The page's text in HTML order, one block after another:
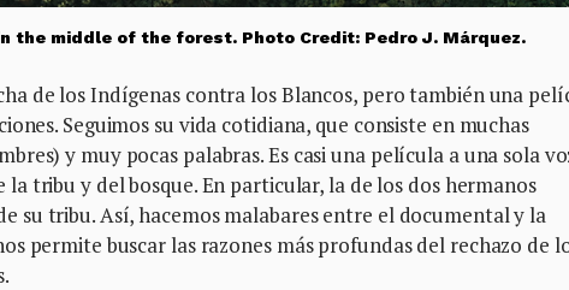
the middle of the forest. Photo Credit: Pedro J. Márquez.
de los Indígenas contra los Blancos, pero también una
Seguimos su vida cotidiana, que consiste en muchas
y muy pocas palabras. Es casi una película a una sola
tribu y del bosque. En particular, la de los dos hermanos
su tribu. Así, hacemos malabares entre el documental y la
permite buscar las razones más profundas del rechazo de